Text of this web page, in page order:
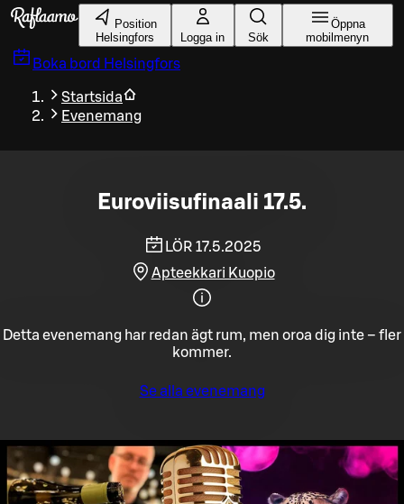
Gå till huvudinnehållet
Position
Helsingfors
Logga in Sök
Öppna
mobilmenyn
Boka bord Helsingfors
Startsida
Evenemang
Euroviisufinaali 17.5.
LÖR 17.5.2025
Apteekkari Kuopio
Detta evenemang har redan ägt rum, men oroa dig inte – fler
kommer.
Se alla evenemang